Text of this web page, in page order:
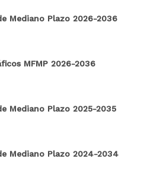
Mediano Plazo 2026-2036
MFMP 2026-2036
Mediano Plazo 2025-2035
Mediano Plazo 2024-2034